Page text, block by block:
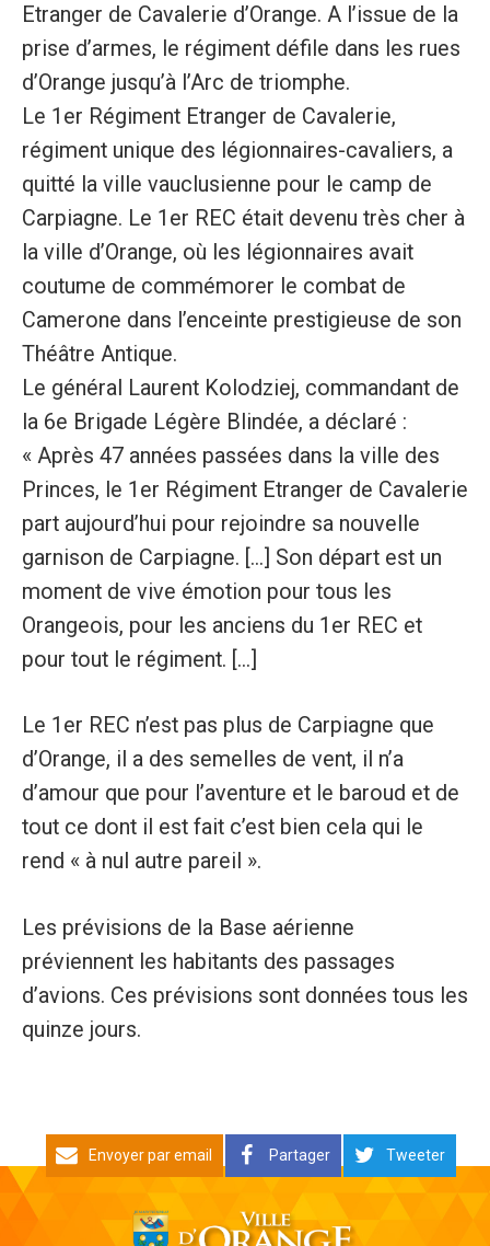
Etranger de Cavalerie d’Orange. A l’issue de la
prise d’armes, le régiment défile dans les rues
d’Orange jusqu’à l’Arc de triomphe.
Le 1er Régiment Etranger de Cavalerie,
régiment unique des légionnaires-cavaliers, a
quitté la ville vauclusienne pour le camp de
Carpiagne. Le 1er REC était devenu très cher à
la ville d’Orange, où les légionnaires avait
coutume de commémorer le combat de
Camerone dans l’enceinte prestigieuse de son
Théâtre Antique.
Le général Laurent Kolodziej, commandant de
la 6e Brigade Légère Blindée, a déclaré :
« Après 47 années passées dans la ville des
Princes, le 1er Régiment Etranger de Cavalerie
part aujourd’hui pour rejoindre sa nouvelle
garnison de Carpiagne. [...] Son départ est un
moment de vive émotion pour tous les
Orangeois, pour les anciens du 1er REC et
pour tout le régiment. [...]
Le 1er REC n’est pas plus de Carpiagne que
d’Orange, il a des semelles de vent, il n’a
d’amour que pour l’aventure et le baroud et de
tout ce dont il est fait c’est bien cela qui le
rend « à nul autre pareil ».
Les prévisions de la Base aérienne
préviennent les habitants des passages
d’avions. Ces prévisions sont données tous les
quinze jours.
Envoyer par email Partager Tweeter